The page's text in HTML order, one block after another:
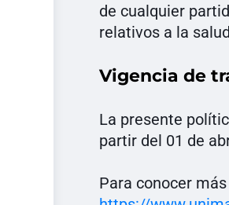
de cualquier
relativos a la
Vigencia de
La presente
partir del 01 de
Para conocer